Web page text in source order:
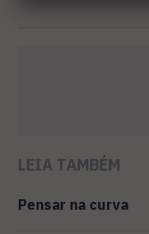
LEIA TAMBÉM
Pensar na curva